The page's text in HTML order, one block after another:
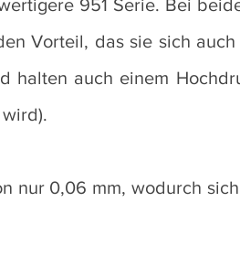
951 Serie. Bei
Vorteil, das sie sich
halten auch einem
nur 0,06 mm, wodurch